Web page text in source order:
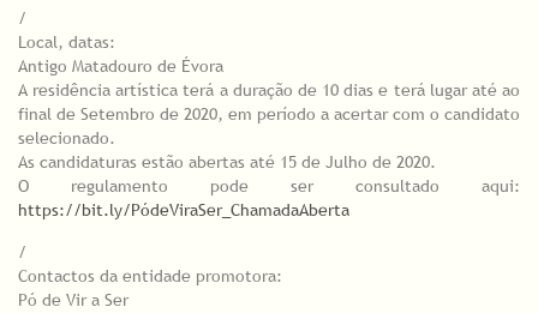
/
Local, datas:
Antigo Matadouro de Évora
A residência artística terá a duração de 10 dias e terá lugar até ao
final de Setembro de 2020, em período a acertar com o candidato
selecionado.
As candidaturas estão abertas até 15 de Julho de 2020.
O regulamento pode ser consultado aqui:
https://bit.ly/PódeViraSer_ChamadaAberta
/
Contactos da entidade promotora:
Pó de Vir a Ser